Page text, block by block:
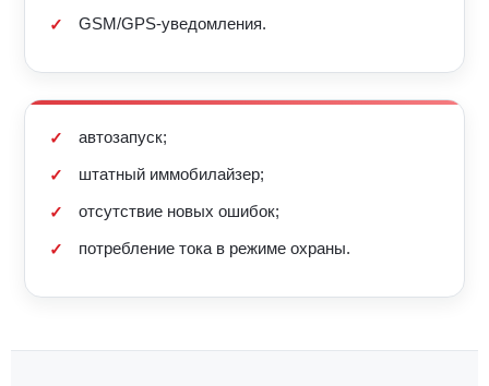
GSM/GPS-уведомления.
автозапуск;
штатный иммобилайзер;
отсутствие новых ошибок;
потребление тока в режиме охраны.